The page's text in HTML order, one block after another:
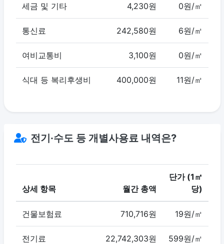
세금 및 기타 4,230원 0원/㎡
통신료 242,580원 6원/㎡
여비교통비 3,100원 0원/㎡
식대 등 복리후생비 400,000원 11원/㎡
전기·수도 등 개별사용료 내역은?
상세 항목 월간 총액
단가 (1㎡
당)
건물보험료 710,716원 19원/㎡
전기료 22,742,303원 599원/㎡